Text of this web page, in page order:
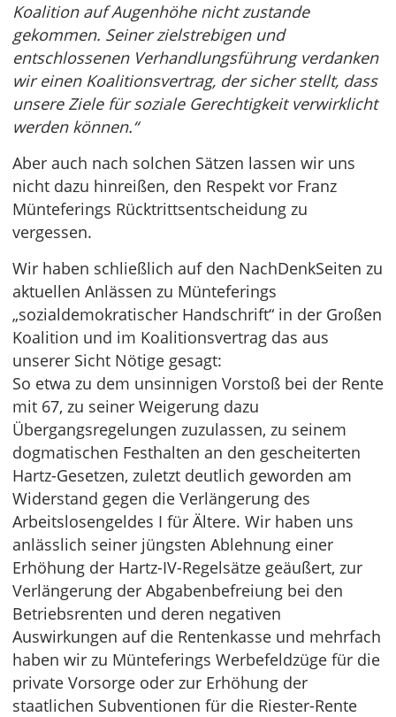
Koalition auf Augenhöhe nicht zustande
gekommen. Seiner zielstrebigen und
entschlossenen Verhandlungsführung verdanken
wir einen Koalitionsvertrag, der sicher stellt, dass
unsere Ziele für soziale Gerechtigkeit verwirklicht
werden können.“
Aber auch nach solchen Sätzen lassen wir uns
nicht dazu hinreißen, den Respekt vor Franz
Münteferings Rücktrittsentscheidung zu
vergessen.
Wir haben schließlich auf den NachDenkSeiten zu
aktuellen Anlässen zu Münteferings
„sozialdemokratischer Handschrift“ in der Großen
Koalition und im Koalitionsvertrag das aus
unserer Sicht Nötige gesagt:
So etwa zu dem unsinnigen Vorstoß bei der Rente
mit 67, zu seiner Weigerung dazu
Übergangsregelungen zuzulassen, zu seinem
dogmatischen Festhalten an den gescheiterten
Hartz-Gesetzen, zuletzt deutlich geworden am
Widerstand gegen die Verlängerung des
Arbeitslosengeldes I für Ältere. Wir haben uns
anlässlich seiner jüngsten Ablehnung einer
Erhöhung der Hartz-IV-Regelsätze geäußert, zur
Verlängerung der Abgabenbefreiung bei den
Betriebsrenten und deren negativen
Auswirkungen auf die Rentenkasse und mehrfach
haben wir zu Münteferings Werbefeldzüge für die
private Vorsorge oder zur Erhöhung der
staatlichen Subventionen für die Riester-Rente